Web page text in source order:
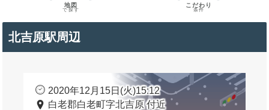
地図
で探す
こだわり
条件
北吉原駅周辺
2020年12月15日(火)15:12
白老郡白老町字北吉原 付近